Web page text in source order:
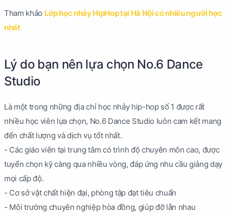
Tham khảo Lớp học nhảy HipHop tại Hà Nội có nhiều người học
nhất
Lý do bạn nên lựa chọn No.6 Dance
Studio
Là một trong những địa chỉ học nhảy hip-hop số 1 được rất
nhiều học viên lựa chọn, No.6 Dance Studio luôn cam kết mang
đến chất lượng và dịch vụ tốt nhất.
- Các giáo viên tại trung tâm có trình độ chuyên môn cao, được
tuyển chọn kỹ càng qua nhiều vòng, đáp ứng nhu cầu giảng dạy
mọi cấp độ.
- Cơ sở vật chất hiện đại, phòng tập đạt tiêu chuẩn
- Môi trường chuyên nghiệp hòa đồng, giúp đỡ lẫn nhau